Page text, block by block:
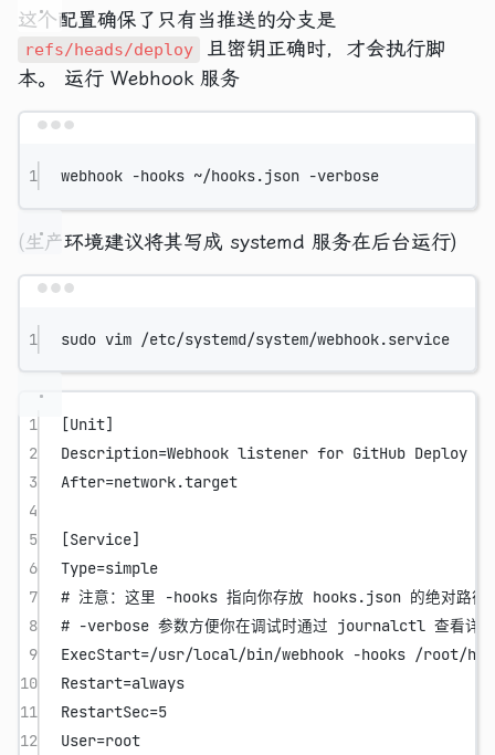
这个配置确保了只有当推送的分支是
refs/heads/deploy
且密钥正确时，才会执行脚
本。 运行 Webhook 服务
1 webhook -hooks ~/hooks.json -verbose
(生产环境建议将其写成 systemd 服务在后台运行)
1 sudo vim /etc/systemd/system/webhook.service
1
[Unit]
2
Description=Webhook listener for GitHub Deploy
3
After=network.target
4
5
[Service]
6
Type=simple
7
# 注意：这里 -hooks 指向你存放 hooks.json 的绝对路径
8
# -verbose 参数方便你在调试时通过 journalctl 查看详
9
ExecStart=/usr/local/bin/webhook -hooks /root/
10
Restart=always
11
RestartSec=5
12
User=root